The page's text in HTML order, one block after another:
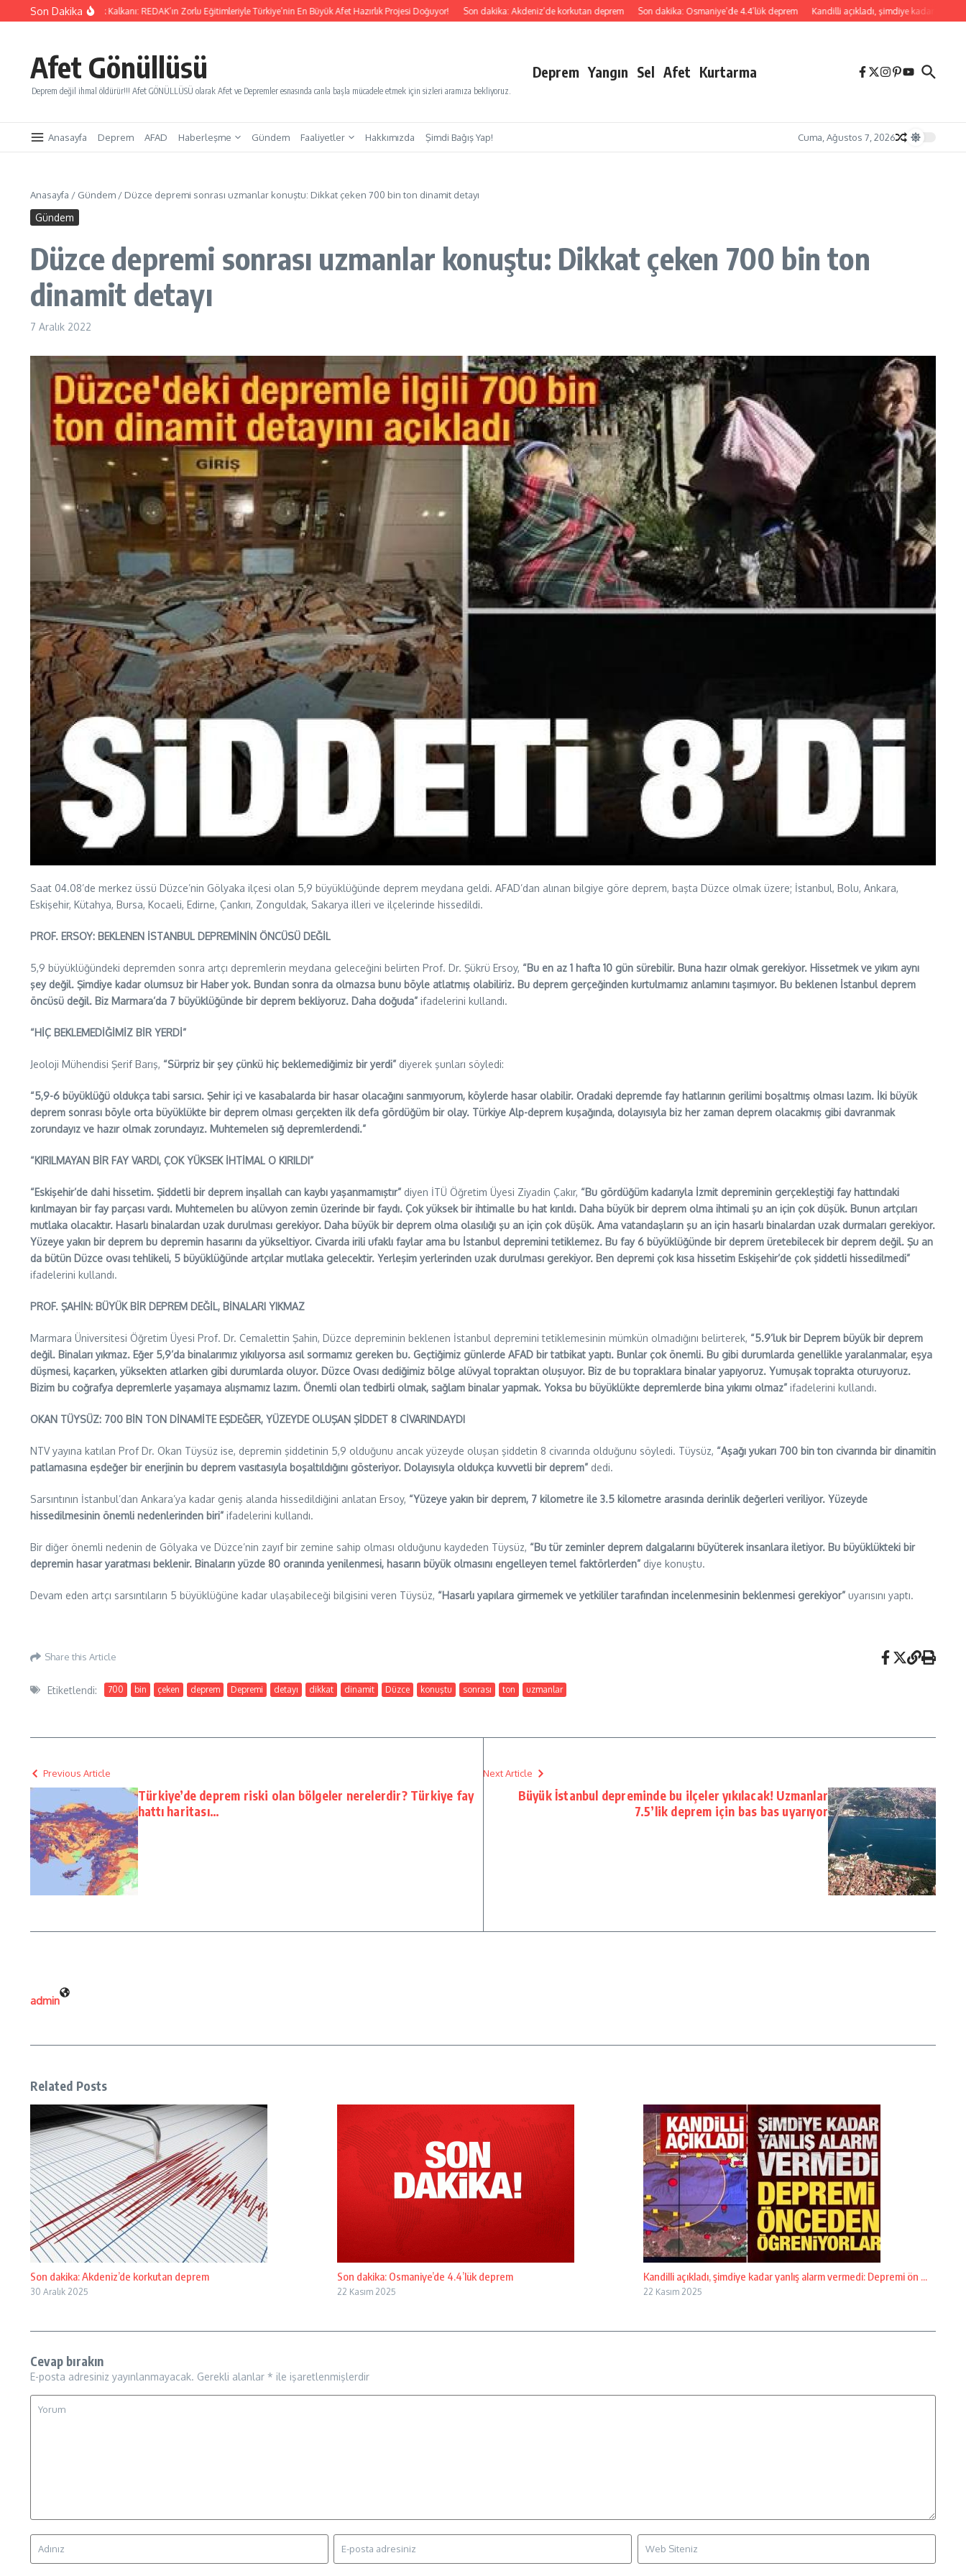
İçeriğe atlaSon Dakika
Kurtaracak Gençlik Kalkanı: REDAK’ın Zorlu Eğitimleriyle Türkiye’nin En Büyük Afet Hazırlık Projesi Doğuyor! Son dakika: Akdeniz’de korkutan deprem Son dakika: Osmaniye’de 4.4’lük deprem Kandilli açıkladı, şimdiye kadar yanlış alarm
Afet Gönüllüsü
Deprem değil ihmal öldürür!!! Afet GÖNÜLLÜSÜ olarak Afet ve Depremler esnasında canla başla mücadele etmek için sizleri aramıza bekliyoruz.
Deprem Yangın Sel Afet Kurtarma
Anasayfa Deprem AFAD Haberleşme Gündem Faaliyetler Hakkımızda Şimdi Bağış Yap! Cuma, Ağustos 7, 2026
Anasayfa / Gündem / Düzce depremi sonrası uzmanlar konuştu: Dikkat çeken 700 bin ton dinamit detayı
Gündem
Düzce depremi sonrası uzmanlar konuştu: Dikkat çeken 700 bin ton
dinamit detayı
7 Aralık 2022
Saat 04.08’de merkez üssü Düzce’nin Gölyaka ilçesi olan 5,9 büyüklüğünde deprem meydana geldi. AFAD’dan alınan bilgiye göre deprem, başta Düzce olmak üzere; İstanbul, Bolu, Ankara,
Eskişehir, Kütahya, Bursa, Kocaeli, Edirne, Çankırı, Zonguldak, Sakarya illeri ve ilçelerinde hissedildi.
PROF. ERSOY: BEKLENEN İSTANBUL DEPREMİNİN ÖNCÜSÜ DEĞİL
5,9 büyüklüğündeki depremden sonra artçı depremlerin meydana geleceğini belirten Prof. Dr. Şükrü Ersoy, “Bu en az 1 hafta 10 gün sürebilir. Buna hazır olmak gerekiyor. Hissetmek ve yıkım aynı
şey değil. Şimdiye kadar olumsuz bir Haber yok. Bundan sonra da olmazsa bunu böyle atlatmış olabiliriz. Bu deprem gerçeğinden kurtulmamız anlamını taşımıyor. Bu beklenen İstanbul deprem
öncüsü değil. Biz Marmara’da 7 büyüklüğünde bir deprem bekliyoruz. Daha doğuda” ifadelerini kullandı.
“HİÇ BEKLEMEDİĞİMİZ BİR YERDİ”
Jeoloji Mühendisi Şerif Barış, “Sürpriz bir şey çünkü hiç beklemediğimiz bir yerdi” diyerek şunları söyledi:
“5,9-6 büyüklüğü oldukça tabi sarsıcı. Şehir içi ve kasabalarda bir hasar olacağını sanmıyorum, köylerde hasar olabilir. Oradaki depremde fay hatlarının gerilimi boşaltmış olması lazım. İki büyük
deprem sonrası böyle orta büyüklükte bir deprem olması gerçekten ilk defa gördüğüm bir olay. Türkiye Alp-deprem kuşağında, dolayısıyla biz her zaman deprem olacakmış gibi davranmak
zorundayız ve hazır olmak zorundayız. Muhtemelen sığ depremlerdendi.”
“KIRILMAYAN BİR FAY VARDI, ÇOK YÜKSEK İHTİMAL O KIRILDI”
“Eskişehir’de dahi hissetim. Şiddetli bir deprem inşallah can kaybı yaşanmamıştır” diyen İTÜ Öğretim Üyesi Ziyadin Çakır, “Bu gördüğüm kadarıyla İzmit depreminin gerçekleştiği fay hattındaki
kırılmayan bir fay parçası vardı. Muhtemelen bu alüvyon zemin üzerinde bir faydı. Çok yüksek bir ihtimalle bu hat kırıldı. Daha büyük bir deprem olma ihtimali şu an için çok düşük. Bunun artçıları
mutlaka olacaktır. Hasarlı binalardan uzak durulması gerekiyor. Daha büyük bir deprem olma olasılığı şu an için çok düşük. Ama vatandaşların şu an için hasarlı binalardan uzak durmaları gerekiyor.
Yüzeye yakın bir deprem bu depremin hasarını da yükseltiyor. Civarda irili ufaklı faylar ama bu İstanbul depremini tetiklemez. Bu fay 6 büyüklüğünde bir deprem üretebilecek bir deprem değil. Şu an
da bütün Düzce ovası tehlikeli, 5 büyüklüğünde artçılar mutlaka gelecektir. Yerleşim yerlerinden uzak durulması gerekiyor. Ben depremi çok kısa hissetim Eskişehir’de çok şiddetli hissedilmedi”
ifadelerini kullandı.
PROF. ŞAHİN: BÜYÜK BİR DEPREM DEĞİL, BİNALARI YIKMAZ
Marmara Üniversitesi Öğretim Üyesi Prof. Dr. Cemalettin Şahin, Düzce depreminin beklenen İstanbul depremini tetiklemesinin mümkün olmadığını belirterek, “5.9’luk bir Deprem büyük bir deprem
değil. Binaları yıkmaz. Eğer 5,9’da binalarımız yıkılıyorsa asıl sormamız gereken bu. Geçtiğimiz günlerde AFAD bir tatbikat yaptı. Bunlar çok önemli. Bu gibi durumlarda genellikle yaralanmalar, eşya
düşmesi, kaçarken, yüksekten atlarken gibi durumlarda oluyor. Düzce Ovası dediğimiz bölge alüvyal topraktan oluşuyor. Biz de bu topraklara binalar yapıyoruz. Yumuşak toprakta oturuyoruz.
Bizim bu coğrafya depremlerle yaşamaya alışmamız lazım. Önemli olan tedbirli olmak, sağlam binalar yapmak. Yoksa bu büyüklükte depremlerde bina yıkımı olmaz” ifadelerini kullandı.
OKAN TÜYSÜZ: 700 BİN TON DİNAMİTE EŞDEĞER, YÜZEYDE OLUŞAN ŞİDDET 8 CİVARINDAYDI
NTV yayına katılan Prof Dr. Okan Tüysüz ise, depremin şiddetinin 5,9 olduğunu ancak yüzeyde oluşan şiddetin 8 civarında olduğunu söyledi. Tüysüz, “Aşağı yukarı 700 bin ton civarında bir dinamitin
patlamasına eşdeğer bir enerjinin bu deprem vasıtasıyla boşaltıldığını gösteriyor. Dolayısıyla oldukça kuvvetli bir deprem” dedi.
Sarsıntının İstanbul’dan Ankara’ya kadar geniş alanda hissedildiğini anlatan Ersoy, “Yüzeye yakın bir deprem, 7 kilometre ile 3.5 kilometre arasında derinlik değerleri veriliyor. Yüzeyde
hissedilmesinin önemli nedenlerinden biri” ifadelerini kullandı.
Bir diğer önemli nedenin de Gölyaka ve Düzce’nin zayıf bir zemine sahip olması olduğunu kaydeden Tüysüz, “Bu tür zeminler deprem dalgalarını büyüterek insanlara iletiyor. Bu büyüklükteki bir
depremin hasar yaratması beklenir. Binaların yüzde 80 oranında yenilenmesi, hasarın büyük olmasını engelleyen temel faktörlerden” diye konuştu.
Devam eden artçı sarsıntıların 5 büyüklüğüne kadar ulaşabileceği bilgisini veren Tüysüz, “Hasarlı yapılara girmemek ve yetkililer tarafından incelenmesinin beklenmesi gerekiyor” uyarısını yaptı.
Share this Article
Etiketlendi: 700 bin çeken deprem Depremi detayı dikkat dinamit Düzce konuştu sonrası ton uzmanlar
Previous Article
Türkiye’de deprem riski olan bölgeler nerelerdir? Türkiye fay
hattı haritası…
Next Article
Büyük İstanbul depreminde bu ilçeler yıkılacak! Uzmanlar
7.5’lik deprem için bas bas uyarıyor
admin
Related Posts
Son dakika: Akdeniz’de korkutan deprem
30 Aralık 2025
Son dakika: Osmaniye’de 4.4’lük deprem
22 Kasım 2025
Kandilli açıkladı, şimdiye kadar yanlış alarm vermedi: Depremi ön ...
22 Kasım 2025
Cevap bırakın
E-posta adresiniz yayınlanmayacak. Gerekli alanlar * ile işaretlenmişlerdir